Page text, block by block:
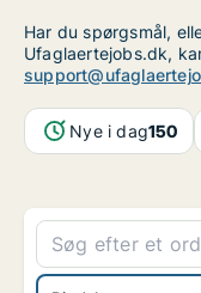
Har du spørgsmål,
Ufaglaertejobs.dk,
Nye i dag150